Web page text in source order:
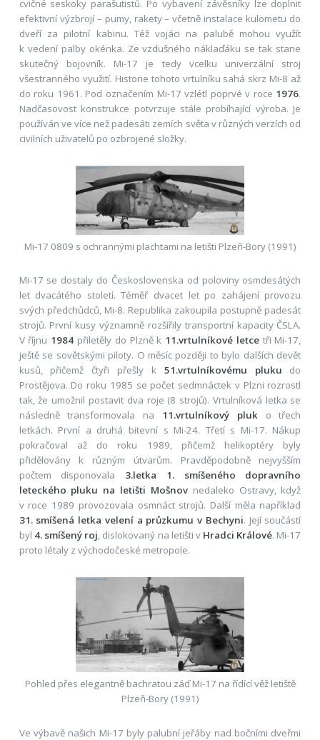
cvičné seskoky parašutistů. Po vybavení závěsníky lze doplnit
efektivní výzbrojí – pumy, rakety – včetně instalace kulometu do
dveří za pilotní kabinu. Též vojáci na palubě mohou využít
k vedení palby okénka. Ze vzdušného náklaďáku se tak stane
skutečný bojovník. Mi-17 je tedy vcelku univerzální stroj
všestranného využití. Historie tohoto vrtulníku sahá skrz Mi-8 až
do roku 1961. Pod označením Mi-17 vzlétl poprvé v roce 1976.
Nadčasovost konstrukce potvrzuje stále probíhající výroba. Je
používán ve více než padesáti zemích světa v různých verzích od
civilních uživatelů po ozbrojené složky.
Mi-17 0809 s ochrannými plachtami na letišti Plzeň-Bory (1991)
Mi-17 se dostaly do Československa od poloviny osmdesátých
let dvacátého století. Téměř dvacet let po zahájení provozu
svých předchůdců, Mi-8. Republika zakoupila postupně padesát
strojů. První kusy významně rozšířily transportní kapacity ČSLA.
V říjnu 1984 přiletěly do Plzně k 11.vrtulníkové letcetři Mi-17,
ještě se sovětskými piloty. O měsíc později to bylo dalších devět
kusů, přičemž čtyři přešly k 51.vrtulníkovému pluku do
Prostějova. Do roku 1985 se počet sedmnáctek v Plzni rozrostl
tak, že umožnil postavit dva roje (8 strojů). Vrtulníková letka se
následně transformovala na 11.vrtulníkový pluko třech
letkách. První a druhá bitevní s Mi-24. Třetí s Mi-17. Nákup
pokračoval až do roku 1989, přičemž helikoptéry byly
přidělovány k různým útvarům. Pravděpodobně nejvyšším
počtem disponovala 3.letka 1. smíšeného dopravního
leteckého pluku na letišti Mošnovnedaleko Ostravy, když
v roce 1989 provozovala osmnáct strojů. Další měla například
31. smíšená letka velení a průzkumu v Bechyni. Její součástí
byl 4. smíšený roj, dislokovaný na letišti v Hradci Králové. Mi-17
proto létaly z východočeské metropole.
Pohled přes elegantně bachratou záď Mi-17 na řídící věž letiště
Plzeň-Bory (1991)
Ve výbavě našich Mi-17 byly palubní jeřáby nad bočními dveřmi